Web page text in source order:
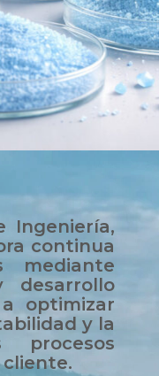
Ingeniería,
continua
mediante
desarrollo
optimizar
y la